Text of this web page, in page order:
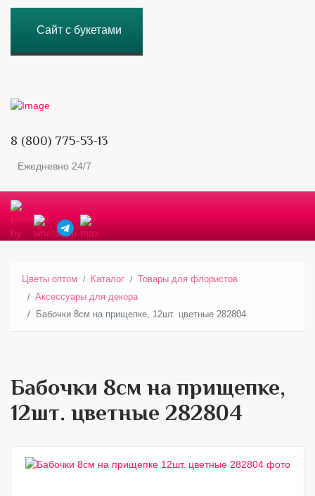
Сайт с букетами
8 (800) 775-53-13
Ежедневно 24/7
Цветы оптом Каталог
Товары для флористов
Аксессуары для декора
Бабочки 8см на прищепке, 12шт. цветные 282804
Бабочки 8см на прищепке,
12шт. цветные 282804